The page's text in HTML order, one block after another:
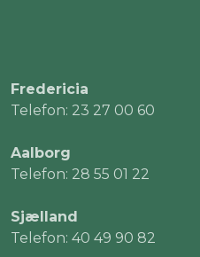
Fredericia
Telefon: 23 27 00 60
Aalborg
Telefon: 28 55 01 22
Sjælland
Telefon: 40 49 90 82